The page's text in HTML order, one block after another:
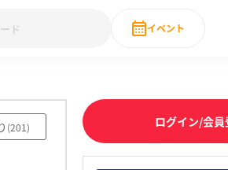
28卒 IT・DX現場社員インタビュー
イベント
直近の
(201)
ログイン/会員